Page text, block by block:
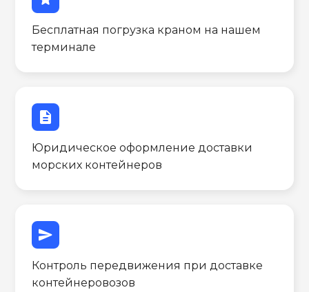
Бесплатная погрузка краном на нашем
терминале
description
Юридическое оформление доставки
морских контейнеров
send
Контроль передвижения при доставке
контейнеровозов